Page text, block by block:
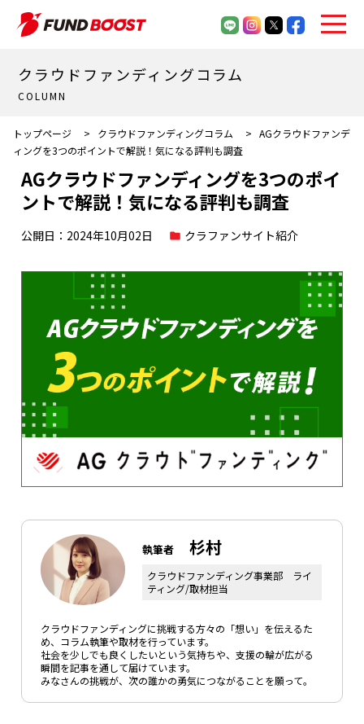
クラウドファンディングコラム
COLUMN
トップページ > クラウドファンディングコラム > AGクラウドファンデ
ィングを3つのポイントで解説！気になる評判も調査
AGクラウドファンディングを3つのポイ
ントで解説！気になる評判も調査
公開日：2024年10月02日 クラファンサイト紹介
執筆者 杉村
クラウドファンディング事業部 ライ
ティング/取材担当
クラウドファンディングに挑戦する方々の「想い」を伝えるた
め、コラム執筆や取材を行っています。
社会を少しでも良くしたいという気持ちや、支援の輪が広がる
瞬間を記事を通して届けています。
みなさんの挑戦が、次の誰かの勇気につながることを願って。